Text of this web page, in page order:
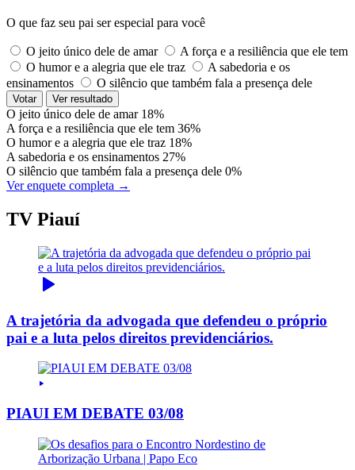
O que faz seu pai ser especial para você
O jeito único dele de amar
A força e a resiliência que ele tem
O humor e a alegria que ele traz
A sabedoria e os
ensinamentos
O silêncio que também fala a presença dele
Votar Ver resultado
O jeito único dele de amar 18%
A força e a resiliência que ele tem 36%
O humor e a alegria que ele traz 18%
A sabedoria e os ensinamentos 27%
O silêncio que também fala a presença dele 0%
Ver enquete completa →
TV Piauí
A trajetória da advogada que defendeu o próprio
pai e a luta pelos direitos previdenciários.
PIAUI EM DEBATE 03/08